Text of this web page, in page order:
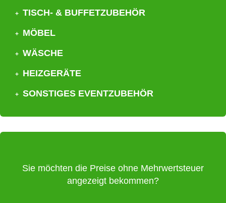
TISCH- & BUFFETZUBEHÖR
MÖBEL
WÄSCHE
HEIZGERÄTE
SONSTIGES EVENTZUBEHÖR
Sie möchten die Preise ohne Mehrwertsteuer
angezeigt bekommen?